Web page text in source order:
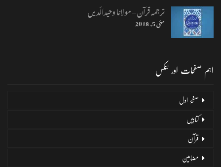
ترجمہ قرآن – مولانا وحیدالّدیں
مئی 5, 2018
اہم صفحات اور لنکس
صفحۂ اول
کتابیں
قرآن
مضامین